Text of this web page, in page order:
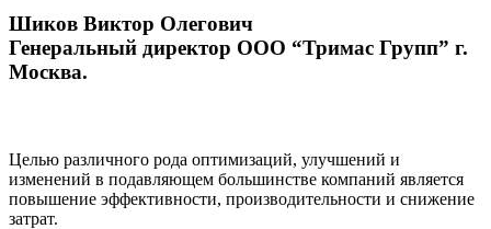
Шиков Виктор Олегович
Генеральный директор ООО “Тримас Групп” г.
Москва.
Целью различного рода оптимизаций, улучшений и
изменений в подавляющем большинстве компаний является
повышение эффективности, производительности и снижение
затрат.